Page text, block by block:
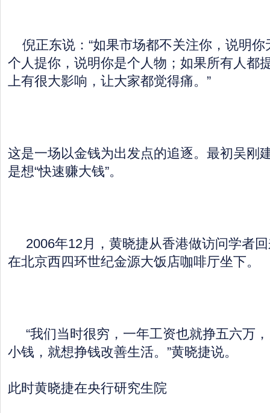
倪正东说：“如果市场都不关注你，说明你
个人提你，说明你是个人物；如果所有人都
上有很大影响，让大家都觉得痛。”
这是一场以金钱为出发点的追逐。最初吴刚
是想“快速赚大钱”。
2006年12月，黄晓捷从香港做访问学者
在北京西四环世纪金源大饭店咖啡厅坐下。
“我们当时很穷，一年工资也就挣五六万
小钱，就想挣钱改善生活。”黄晓捷说。
此时黄晓捷在央行研究生院